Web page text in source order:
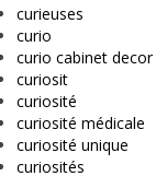
curieuses
curio
curio cabinet decor
curiosit
curiosité
curiosité médicale
curiosité unique
curiosités